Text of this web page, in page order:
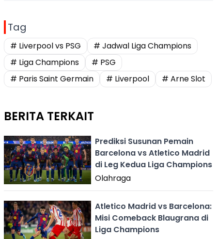
Tag
# Liverpool vs PSG
# Jadwal Liga Champions
# Liga Champions
# PSG
# Paris Saint Germain
# Liverpool # Arne Slot
BERITA TERKAIT
Prediksi Susunan Pemain
Barcelona vs Atletico Madrid
di Leg Kedua Liga Champions
Olahraga
Atletico Madrid vs Barcelona:
Misi Comeback Blaugrana di
Liga Champions